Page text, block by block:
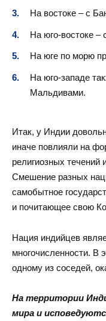
На востоке – с
На юго-востоке –
На юге по морю
На юго-западе
Мальдивами.
Итак, у Индии
иначе повлияли на
религиозных
Смешение разных
самобытное
и почитающее свою
Нация индийцев
многочисленности. В
одному из соседей,
На территории
мира и